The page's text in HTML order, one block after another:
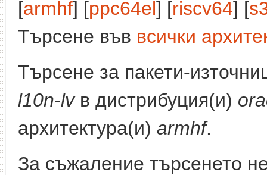
[armhf] [ppc64el] [riscv64] [
Търсене във всички
Търсене за пакети-
l10n-lvв дистрибуция(и)
архитектура(и) armhf.
За съжаление търсенето